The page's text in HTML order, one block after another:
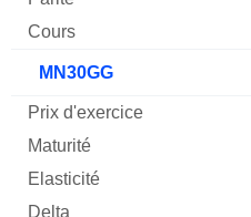
MN30GG